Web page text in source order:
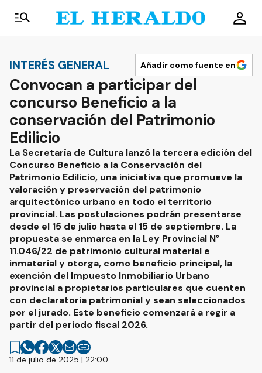
INTERÉS GENERAL Añadir como fuente en
Convocan a participar del
concurso Beneficio a la
conservación del Patrimonio
Edilicio
La Secretaría de Cultura lanzó la tercera edición del
Concurso Beneficio a la Conservación del
Patrimonio Edilicio, una iniciativa que promueve la
valoración y preservación del patrimonio
arquitectónico urbano en todo el territorio
provincial. Las postulaciones podrán presentarse
desde el 15 de julio hasta el 15 de septiembre. La
propuesta se enmarca en la Ley Provincial N°
11.046/22 de patrimonio cultural material e
inmaterial y otorga, como beneficio principal, la
exención del Impuesto Inmobiliario Urbano
provincial a propietarios particulares que cuenten
con declaratoria patrimonial y sean seleccionados
por el jurado. Este beneficio comenzará a regir a
partir del periodo fiscal 2026.
11 de julio de 2025 | 22:00